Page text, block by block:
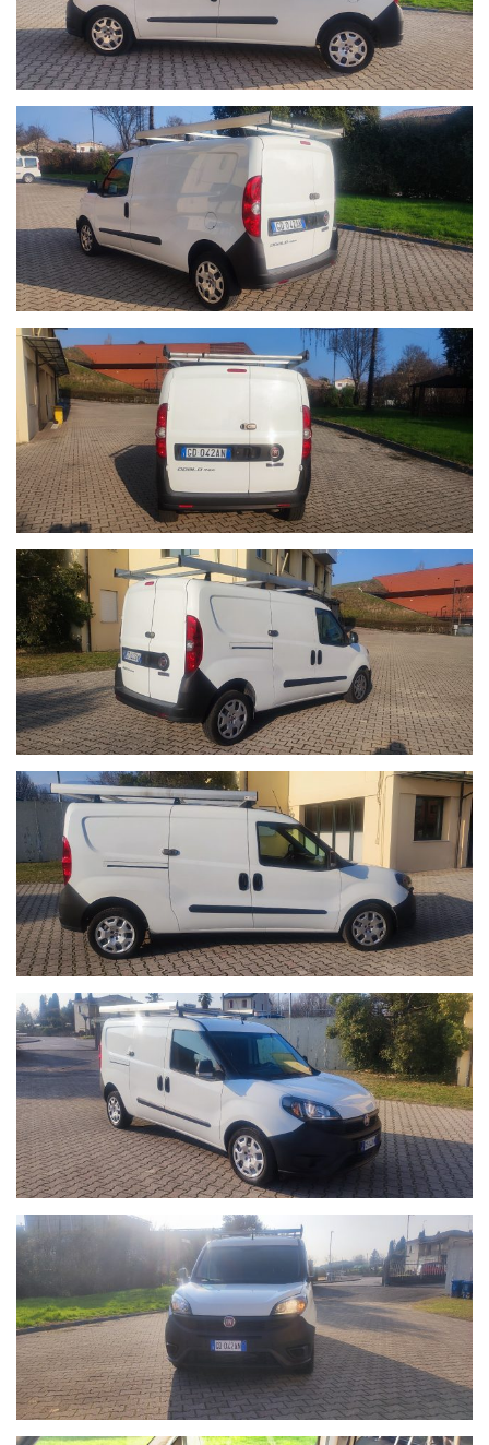
- VETTURE DI CORTESIA -
- GARANZIE SULL'USATO 12/24/36 MESI
- ASSISTENZA PER APPLICAZIONE LEGGE 104/92-
-N.B. IL CHILOMETRAGGIO DI TUTTE LE NOSTRE VETTURE VIENE
CERTIFICATO E RIPORTATO SIA SUL CONTRATTO DI GARANZIA
CHE IN FATTURA!
PER LA VALUTAZIONE DEL TUO USATO CONTATTACI O INVIACI
UNA MAIL A INFO@PIVAAUTO.IT-CON LE INFORMAZIONI
PRINCIPALI DELLA TUA AUTO, DELLE FOTO, UN RECAPITO
TELEFONICO E SARAI CONTATTATO PRIMA POSSIBILE.
Gli accessori e le specifiche tecniche della vettura sono da
considerarsi indicativi e la corrispondenza dev'essere prima
verificata con il venditore. Eventuali errori di caricamento dei portali
non sono imputabili alla volontà della ditta PIVAAUTO e non
costituiscono impegno contrattuale.Si consiglia preventivo
contatto telefonico per verificare la disponibilità della vettura
SIAMO APERTI DAL LUNEDI' AL VENERDI' CON I SEGUENTI ORARI
8.30/12.30 - 14.30/19.00 E IL SABATO MATTINA 9.00 12,00-
POMERIGGIO SU APPUNTAMENTO